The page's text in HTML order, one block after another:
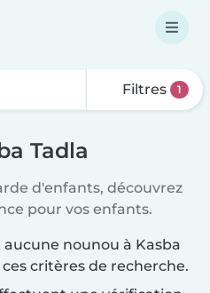
Filtres 1
Tadla
d'enfants, découvrez
pour vos enfants.
nounou à Kasba
critères de recherche.